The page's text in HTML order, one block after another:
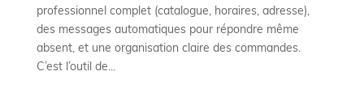
professionnel complet (catalogue, horaires, adresse),
des messages automatiques pour répondre même
absent, et une organisation claire des commandes.
C’est l’outil de...